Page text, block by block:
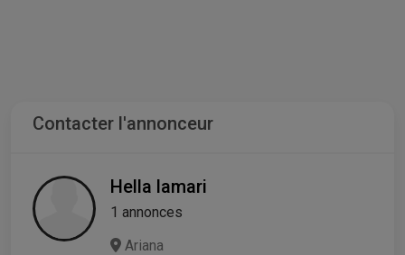
Contacter l'annonceur
Hella lamari
1 annonces
Ariana